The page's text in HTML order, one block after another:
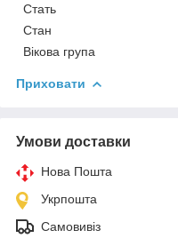
Стать
Стан
Вікова група
Приховати
Умови доставки
Нова Пошта
Укрпошта
Самовивіз